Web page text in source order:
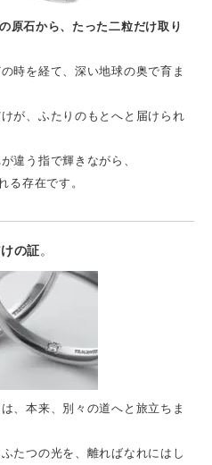
原石から、たった二粒だけ取り
時を経て、深い地球の奥で育ま
が、ふたりのもとへと届けられ
違う指で輝きながら、
る存在です。
の証。
、本来、別々の道へと旅立ちま
たつの光を、離ればなれにはし